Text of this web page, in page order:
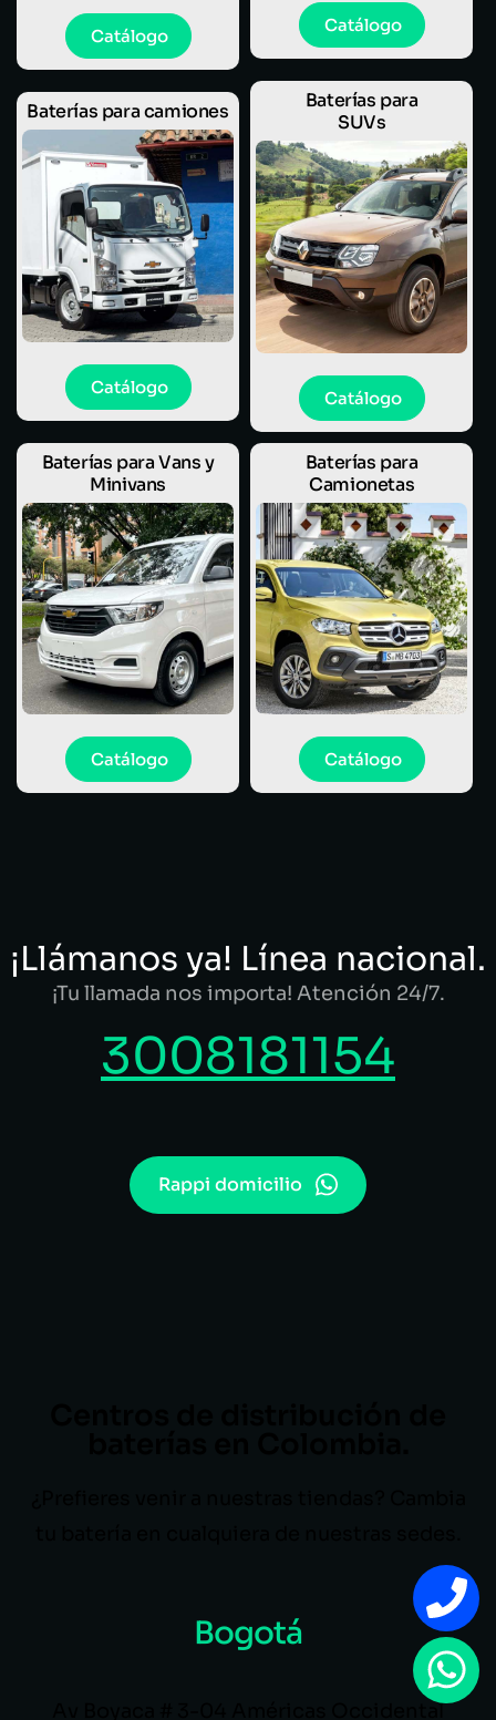
Catálogo
Catálogo
Baterías para camiones
Catálogo
Baterías para
SUVs
Catálogo
Baterías para Vans y
Minivans
Catálogo
Baterías para
Camionetas
Catálogo
¡Llámanos ya! Línea nacional.
¡Tu llamada nos importa! Atención 24/7.
3008181154
Rappi domicilio
Bogotá
Av Boyaca # 3-04 Américas Occidental